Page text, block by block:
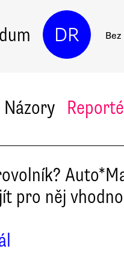
DR
Názory
pro něj